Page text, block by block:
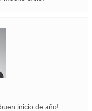
inicio de año!